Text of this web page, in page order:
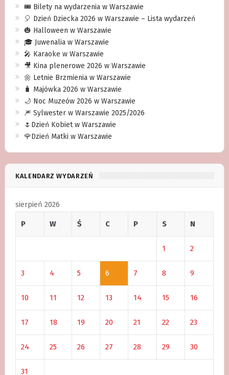
🎟️ Bilety na wydarzenia w Warszawie
🎈 Dzień Dziecka 2026 w Warszawie – Lista wydarzeń
🎃 Halloween w Warszawie
🎓 Juwenalia w Warszawie
🎤 Karaoke w Warszawie
🎥 Kina plenerowe 2026 w Warszawie
🌼 Letnie Brzmienia w Warszawie
🧳 Majówka 2026 w Warszawie
🌙 Noc Muzeów 2026 w Warszawie
🎆 Sylwester w Warszawie 2025/2026
🌷Dzień Kobiet w Warszawie
🌹Dzień Matki w Warszawie
KALENDARZ WYDARZEŃ
sierpień 2026
P W Ś C P S N
1 2
3 4 5 6 7 8 9
10 11 12 13 14 15 16
17 18 19 20 21 22 23
24 25 26 27 28 29 30
31